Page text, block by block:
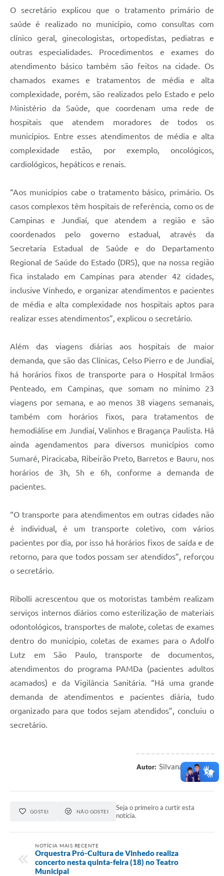
O secretário explicou que o tratamento primário de
saúde é realizado no município, como consultas com
clínico geral, ginecologistas, ortopedistas, pediatras e
outras especialidades. Procedimentos e exames do
atendimento básico também são feitos na cidade. Os
chamados exames e tratamentos de média e alta
complexidade, porém, são realizados pelo Estado e pelo
Ministério da Saúde, que coordenam uma rede de
hospitais que atendem moradores de todos os
municípios. Entre esses atendimentos de média e alta
complexidade estão, por exemplo, oncológicos,
cardiológicos, hepáticos e renais.
“Aos municípios cabe o tratamento básico, primário. Os
casos complexos têm hospitais de referência, como os de
Campinas e Jundiaí, que atendem a região e são
coordenados pelo governo estadual, através da
Secretaria Estadual de Saúde e do Departamento
Regional de Saúde do Estado (DRS), que na nossa região
fica instalado em Campinas para atender 42 cidades,
inclusive Vinhedo, e organizar atendimentos e pacientes
de média e alta complexidade nos hospitais aptos para
realizar esses atendimentos”, explicou o secretário.
Além das viagens diárias aos hospitais de maior
demanda, que são das Clínicas, Celso Pierro e de Jundiaí,
há horários fixos de transporte para o Hospital Irmãos
Penteado, em Campinas, que somam no mínimo 23
viagens por semana, e ao menos 38 viagens semanais,
também com horários fixos, para tratamentos de
hemodiálise em Jundiaí, Valinhos e Bragança Paulista. Há
ainda agendamentos para diversos municípios como
Sumaré, Piracicaba, Ribeirão Preto, Barretos e Bauru, nos
horários de 3h, 5h e 6h, conforme a demanda de
pacientes.
“O transporte para atendimentos em outras cidades não
é individual, é um transporte coletivo, com vários
pacientes por dia, por isso há horários fixos de saída e de
retorno, para que todos possam ser atendidos”, reforçou
o secretário.
Ribolli acrescentou que os motoristas também realizam
serviços internos diários como esterilização de materiais
odontológicos, transportes de malote, coletas de exames
dentro do município, coletas de exames para o Adolfo
Lutz em São Paulo, transporte de documentos,
atendimentos do programa PAMDa (pacientes adultos
acamados) e da Vigilância Sanitária. “Há uma grande
demanda de atendimentos e pacientes diária, tudo
organizado para que todos sejam atendidos”, concluiu o
secretário.
Autor: Silvana Guaiume
GOSTEI NÃO GOSTEI
Seja o primeiro a curtir esta
notícia.
NOTÍCIA MAIS RECENTE
Orquestra Pró-Cultura de Vinhedo realiza
concerto nesta quinta-feira (18) no Teatro
Municipal